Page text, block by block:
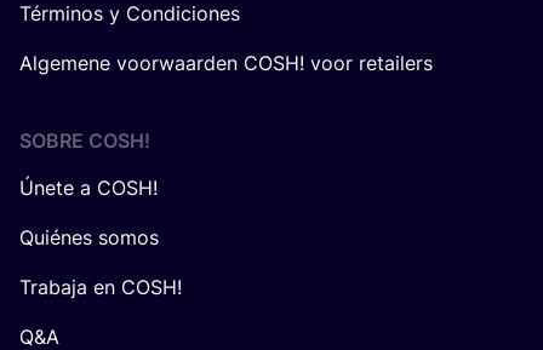
Términos y Condiciones
Algemene voorwaarden COSH! voor retailers
SOBRE COSH!
Únete a COSH!
Quiénes somos
Trabaja en COSH!
Q&A